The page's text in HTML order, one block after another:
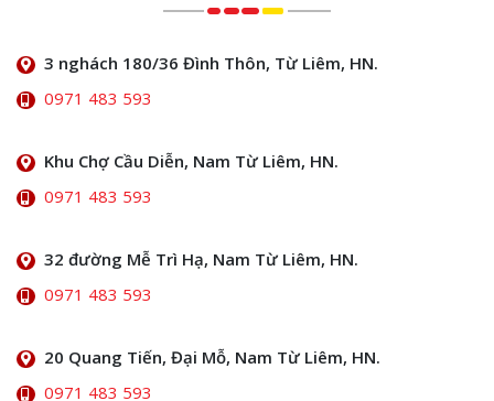
3 nghách 180/36 Đình Thôn, Từ Liêm, HN.
0971 483 593
Khu Chợ Cầu Diễn, Nam Từ Liêm, HN.
0971 483 593
32 đường Mễ Trì Hạ, Nam Từ Liêm, HN.
0971 483 593
20 Quang Tiến, Đại Mỗ, Nam Từ Liêm, HN.
0971 483 593